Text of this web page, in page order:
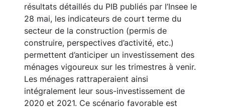
résultats détaillés du PIB publiés par l’Insee le
28 mai, les indicateurs de court terme du
secteur de la construction (permis de
construire, perspectives d’activité, etc.)
permettent d’anticiper un investissement des
ménages vigoureux sur les trimestres à venir.
Les ménages rattraperaient ainsi
intégralement leur sous-investissement de
2020 et 2021. Ce scénario favorable est